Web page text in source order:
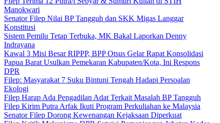
Manokwari
Senator Filep Nilai BP Tangguh dan SKK Migas Langgar
Konstitusi
Sistem Pemilu Tetap Terbuka, MK Bakal Laporkan Denny
Indrayana
Kawal 3 Misi Besar RIPPP, BPP Otsus Gelar Rapat Konsolidasi
Papua Barat Usulkan Pemekaran Kabupaten/Kota, Ini Respons
DPR
Filep: Masyarakat 7 Suku Bintuni Tengah Hadapi Persoalan
Ekologi
Filep Harap Ada Pengadilan Adat Terkait Masalah BP Tangguh
Filep Kirim Putra Arfak Ikuti Program Perkuliahan ke Malaysia
Senator Filep Dorong Kewenangan Kejaksaan Diperkuat